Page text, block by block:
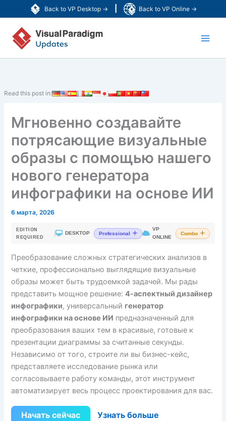
Back to VP Desktop → Back to VP Online →
к
содержимому
Read this post in:
Мгновенно создавайте
потрясающие визуальные
образы с помощью нашего
нового генератора
инфографики на основе ИИ
6 марта, 2026
EDITION
REQUIRED
DESKTOP Professional
VP
ONLINE
Combo
Преобразование сложных стратегических анализов в
четкие, профессионально выглядящие визуальные
образы может быть трудоемкой задачей. Мы рады
представить мощное решение:4-аспектный дизайнер
инфографики, универсальный генератор
инфографики на основе ИИ предназначенный для
преобразования ваших тем в красивые, готовые к
презентации диаграммы за считанные секунды.
Независимо от того, строите ли вы бизнес-кейс,
представляете исследование рынка или
согласовываете работу команды, этот инструмент
автоматизирует весь процесс проектирования для вас.
Начать сейчас Узнать больше